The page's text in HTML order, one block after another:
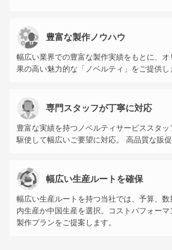
豊富な製作ノウハウ
幅広い業界での豊富な製作実績をもとに、
果の高い魅力的な「ノベルティ」をご提供し
専門スタッフが丁寧に対応
豊富な実績を持つノベルティサービススタ
駆使して幅広いご要望に対応。 高品質な販促
幅広い生産ルートを確保
幅広い生産ルートを持つ当社では、予算、数
内生産か中国生産を選択。コストパフォー
製作プランをご提案します。